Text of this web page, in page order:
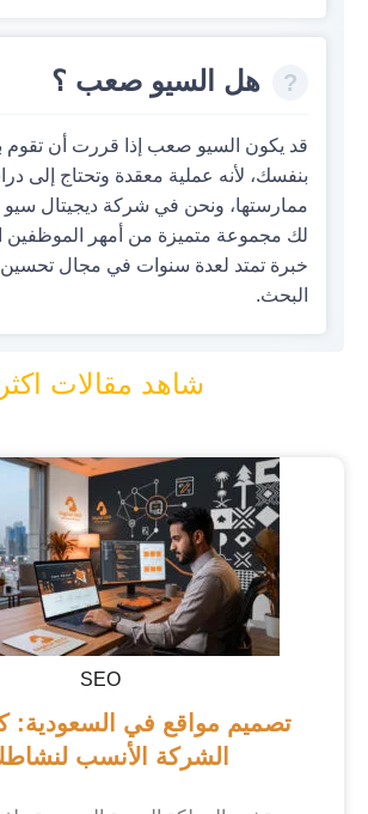
هل السيو صعب ؟
قد يكون السيو صعب إذا قررت أن تقوم
بنفسك، لأنه عملية معقدة وتحتاج إلى
ممارستها، ونحن في شركة ديجيتال سيو
لك مجموعة متميزة من أمهر الموظفين
خبرة تمتد لعدة سنوات في مجال
البحث.
شاهد مقالات اكثر
SEO
تصميم مواقع في السعودية:
الشركة الأنسب